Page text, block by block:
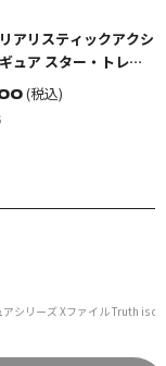
アリスティックアクシ
ュア スター・トレッ
ドクター・レナー
ズ・マッコイ
(税込)
シリーズ Xファイル Truth is